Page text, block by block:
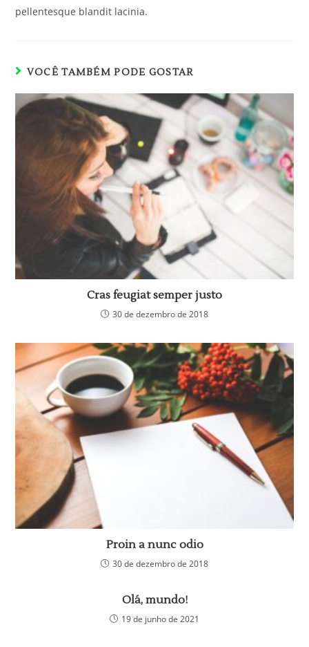
pellentesque blandit lacinia.
VOCÊ TAMBÉM PODE GOSTAR
Cras feugiat semper justo
30 de dezembro de 2018
Proin a nunc odio
30 de dezembro de 2018
Olá, mundo!
19 de junho de 2021